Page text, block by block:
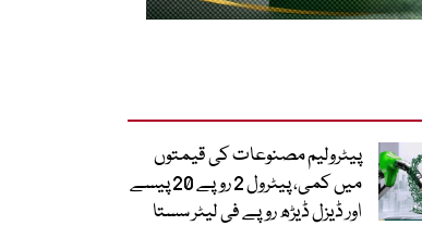
پیٹرولیم مصنوعات کی قیمتوں
میں کمی، پیٹرول 2 روپے 20 پیسے
اور ڈیزل ڈیڑھ روپے فی لیٹر سستا